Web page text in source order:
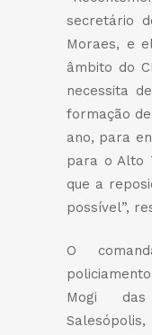
secretário
Moraes, e
âmbito do
necessita
formação
ano, para
para o Alto
que a
possível”,
O
Mogi das
Salesópolis,